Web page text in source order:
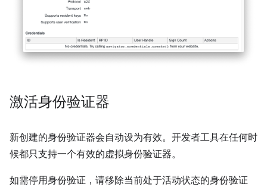
激活身份验证器
新创建的身份验证器会自动设为有效。开发者工具在任何时
候都只支持一个有效的虚拟身份验证器。
如需停用身份验证，请移除当前处于活动状态的身份验证